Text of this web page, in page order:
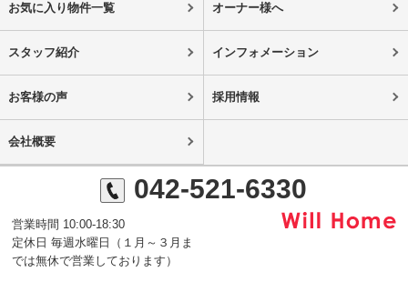
お気に入り物件一覧 オーナー様へ
スタッフ紹介 インフォメーション
お客様の声 採用情報
会社概要
042-521-6330
営業時間 10:00-18:30
定休日 毎週水曜日（１月～３月ま
では無休で営業しております）